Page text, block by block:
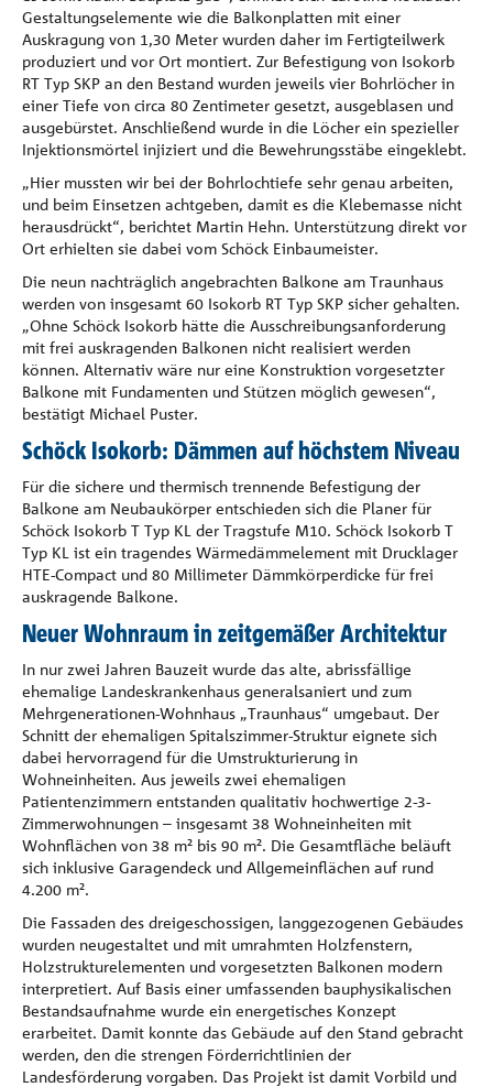
Gestaltungselemente wie die Balkonplatten mit einer
Auskragung von 1,30 Meter wurden daher im Fertigteilwerk
produziert und vor Ort montiert. Zur Befestigung von Isokorb
RT Typ SKP an den Bestand wurden jeweils vier Bohrlöcher in
einer Tiefe von circa 80 Zentimeter gesetzt, ausgeblasen und
ausgebürstet. Anschließend wurde in die Löcher ein spezieller
Injektionsmörtel injiziert und die Bewehrungsstäbe eingeklebt.
„Hier mussten wir bei der Bohrlochtiefe sehr genau arbeiten,
und beim Einsetzen achtgeben, damit es die Klebemasse nicht
herausdrückt“, berichtet Martin Hehn. Unterstützung direkt vor
Ort erhielten sie dabei vom Schöck Einbaumeister.
Die neun nachträglich angebrachten Balkone am Traunhaus
werden von insgesamt 60 Isokorb RT Typ SKP sicher gehalten.
„Ohne Schöck Isokorb hätte die Ausschreibungsanforderung
mit frei auskragenden Balkonen nicht realisiert werden
können. Alternativ wäre nur eine Konstruktion vorgesetzter
Balkone mit Fundamenten und Stützen möglich gewesen“,
bestätigt Michael Puster.
Schöck Isokorb: Dämmen auf höchstem Niveau
Für die sichere und thermisch trennende Befestigung der
Balkone am Neubaukörper entschieden sich die Planer für
Schöck Isokorb T Typ KL der Tragstufe M10. Schöck Isokorb T
Typ KL ist ein tragendes Wärmedämmelement mit Drucklager
HTE-Compact und 80 Millimeter Dämmkörperdicke für frei
auskragende Balkone.
Neuer Wohnraum in zeitgemäßer Architektur
In nur zwei Jahren Bauzeit wurde das alte, abrissfällige
ehemalige Landeskrankenhaus generalsaniert und zum
Mehrgenerationen-Wohnhaus „Traunhaus“ umgebaut. Der
Schnitt der ehemaligen Spitalszimmer-Struktur eignete sich
dabei hervorragend für die Umstrukturierung in
Wohneinheiten. Aus jeweils zwei ehemaligen
Patientenzimmern entstanden qualitativ hochwertige 2-3-
Zimmerwohnungen – insgesamt 38 Wohneinheiten mit
Wohnflächen von 38 m² bis 90 m². Die Gesamtfläche beläuft
sich inklusive Garagendeck und Allgemeinflächen auf rund
4.200 m².
Die Fassaden des dreigeschossigen, langgezogenen Gebäudes
wurden neugestaltet und mit umrahmten Holzfenstern,
Holzstrukturelementen und vorgesetzten Balkonen modern
interpretiert. Auf Basis einer umfassenden bauphysikalischen
Bestandsaufnahme wurde ein energetisches Konzept
erarbeitet. Damit konnte das Gebäude auf den Stand gebracht
werden, den die strengen Förderrichtlinien der
Landesförderung vorgaben. Das Projekt ist damit Vorbild und